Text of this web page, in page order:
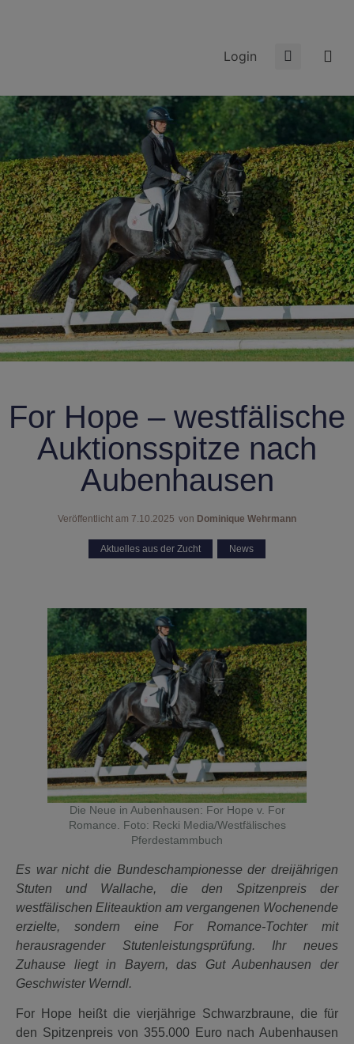
Login
For Hope – westfälische
Auktionsspitze nach
Aubenhausen
Veröffentlicht am 7.10.2025 von Dominique Wehrmann
Aktuelles aus der Zucht News
Die Neue in Aubenhausen: For Hope v. For
Romance. Foto: Recki Media/Westfälisches
Pferdestammbuch
Es war nicht die Bundeschampionesse der dreijährigen
Stuten und Wallache, die den Spitzenpreis der
westfälischen Eliteauktion am vergangenen Wochenende
erzielte, sondern eine For Romance-Tochter mit
herausragender Stutenleistungsprüfung. Ihr neues
Zuhause liegt in Bayern, das Gut Aubenhausen der
Geschwister Werndl.
For Hope heißt die vierjährige Schwarzbraune, die für
den Spitzenpreis von 355.000 Euro nach Aubenhausen